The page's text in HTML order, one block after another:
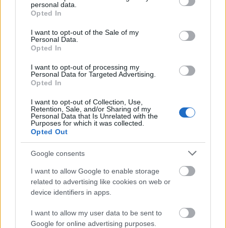
grant or deny consent to Google and its third-party tags to
use your data for below specified purposes in below Google
consent section.
personal data.
Opted In
I want to opt-out of the Sale of my
Personal Data.
Opted In
I want to opt-out of processing my
Personal Data for Targeted Advertising.
Opted In
I want to opt-out of Collection, Use,
Retention, Sale, and/or Sharing of my
Personal Data that Is Unrelated with the
Purposes for which it was collected.
Opted Out
Google consents
I want to allow Google to enable storage
related to advertising like cookies on web or
device identifiers in apps.
I want to allow my user data to be sent to
Google for online advertising purposes.
Leer más »
Novedad: ¡Ya está aquí la nueva web de Comunio!
Una nueva era empieza en Comunio con su nueva web. ¡Ya disponible!